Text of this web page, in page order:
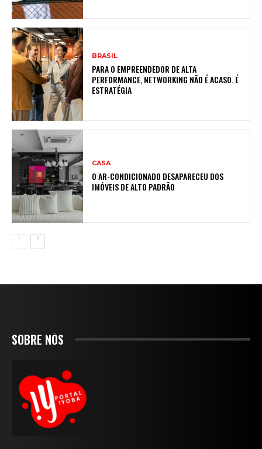
BRASIL
PARA O EMPREENDEDOR DE ALTA
PERFORMANCE, NETWORKING NÃO É ACASO. É
ESTRATÉGIA
CASA
O AR-CONDICIONADO DESAPARECEU DOS
IMÓVEIS DE ALTO PADRÃO
SOBRE NÓS